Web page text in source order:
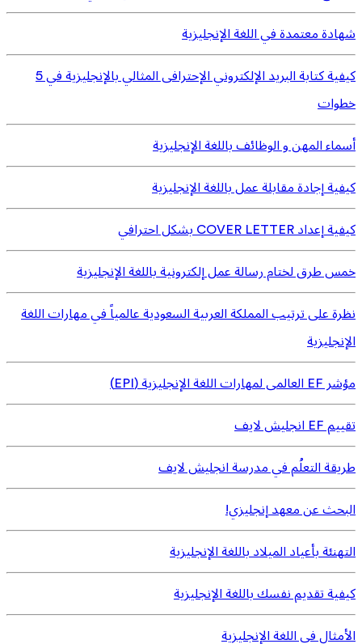
شهادة معتمدة في اللغة الإنجليزية
كيفية كتابة البريد الإلكتروني الإحترافى المثالي بالإنجليزية في 5
خطوات
أسماء المهن و الوظائف باللغة الإنجليزية
كيفية إجادة مقابلة عمل باللغة الإنجليزية
كيفية إعداد COVER LETTER بشكل احترافي
خمس طرق لختام رسالة عمل إلكترونية باللغة الإنجليزية
نظرة على ترتيب المملكة العربية السعودية عالمياً في مهارات اللغة
الإنجليزية
مؤشر EF العالمى لمهارات اللغة الإنجليزية (EPI)
تقييم EF انجليش لايف
طريقة التعلُم في مدرسة انجليش لايف
البحث عن معهد إنجليزي!
التهنئة بأعياد الميلاد باللغة الإنجليزية
كيفية تقديم نفسك باللغة الإنجليزية
الأمثال فى اللغة الإنجليزية